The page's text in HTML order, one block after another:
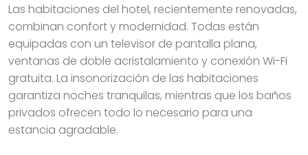
Las habitaciones del hotel, recientemente renovadas,
combinan confort y modernidad. Todas están
equipadas con un televisor de pantalla plana,
ventanas de doble acristalamiento y conexión Wi-Fi
gratuita. La insonorización de las habitaciones
garantiza noches tranquilas, mientras que los baños
privados ofrecen todo lo necesario para una
estancia agradable.